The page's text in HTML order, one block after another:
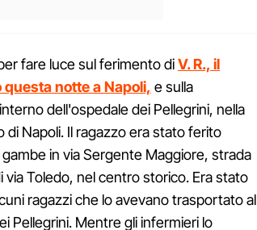
fare luce sul ferimento diV. R., il
notte a Napoli, e sulla
dell'ospedale dei Pellegrini, nella
Napoli. Il ragazzo era stato ferito
in via Sergente Maggiore, strada
via Toledo, nel centro storico. Era stato
ragazzi che lo avevano trasportato al
Pellegrini. Mentre gli infermieri lo